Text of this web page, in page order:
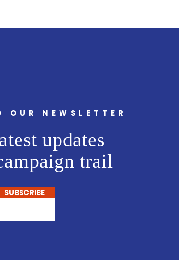
OUR NEWSLETTER
updates
trail
SUBSCRIBE